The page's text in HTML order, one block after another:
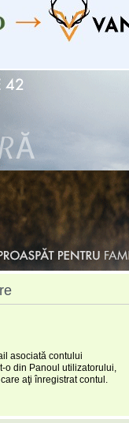
asociată contului
o din Panoul utilizatorului,
aţi înregistrat contul.